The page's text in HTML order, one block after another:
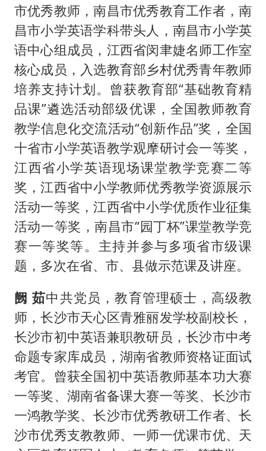
市优秀教师，南昌市优秀教育工作者，南
昌市小学英语学科带头人，南昌市小学英
语中心组成员，江西省闵聿婕名师工作室
核心成员，入选教育部乡村优秀青年教师
培养支持计划。曾获教育部“基础教育精
品课”遴选活动部级优课，全国教师教育
教学信息化交流活动“创新作品”奖，全国
十省市小学英语教学观摩研讨会一等奖，
江西省小学英语现场课堂教学竞赛二等
奖，江西省中小学教师优秀教学资源展示
活动一等奖，江西省中小学优质作业征集
活动一等奖，南昌市“园丁杯”课堂教学竞
赛一等奖等。主持并参与多项省市级课
题，多次在省、市、县做示范课及讲座。
阙 茹中共党员，教育管理硕士，高级教
师，长沙市天心区青雅丽发学校副校长，
长沙市初中英语兼职教研员，长沙市中考
命题专家库成员，湖南省教师资格证面试
考官。曾获全国初中英语教师基本功大赛
一等奖、湖南省备课大赛一等奖、长沙市
一鸿教学奖、长沙市优秀教研工作者、长
沙市优秀支教教师、一师一优课市优、天